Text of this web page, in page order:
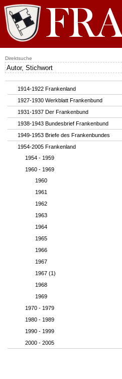
1914-1922 Frankenland
1927-1930 Werkblatt Frankenbund
1931-1937 Der Frankenbund
1938-1943 Bundesbrief Frankenbund
1949-1953 Briefe des Frankenbundes
1954-2005 Frankenland
1954 - 1959
1960 - 1969
1960
1961
1962
1963
1964
1965
1966
1967
1967 (1)
1968
1969
1970 - 1979
1980 - 1989
1990 - 1999
2000 - 2005
Direktsuche